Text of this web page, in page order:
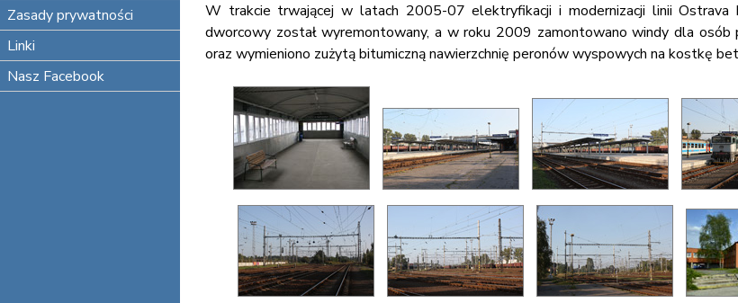
Zasady prywatności
Linki
Nasz Facebook
W trakcie trwającej w latach 2005-07 elektryfikacji i modernizacji linii Ostrava
dworcowy został wyremontowany, a w roku 2009 zamontowano windy dla osób
oraz wymieniono zużytą bitumiczną nawierzchnię peronów wyspowych na kostkę